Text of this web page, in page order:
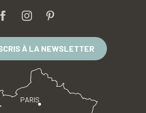
À LA NEWSLETTER
PARIS